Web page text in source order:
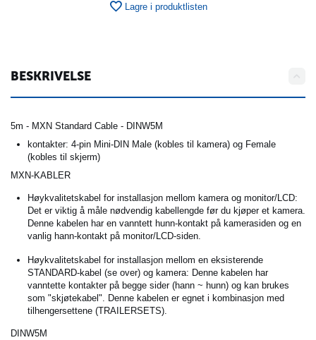
Lagre i produktlisten
BESKRIVELSE
5m - MXN Standard Cable - DINW5M
kontakter: 4-pin Mini-DIN Male (kobles til kamera) og Female
(kobles til skjerm)
MXN-KABLER
Høykvalitetskabel for installasjon mellom kamera og monitor/LCD:
Det er viktig å måle nødvendig kabellengde før du kjøper et kamera.
Denne kabelen har en vanntett hunn-kontakt på kamerasiden og en
vanlig hann-kontakt på monitor/LCD-siden.
Høykvalitetskabel for installasjon mellom en eksisterende
STANDARD-kabel (se over) og kamera: Denne kabelen har
vanntette kontakter på begge sider (hann ~ hunn) og kan brukes
som "skjøtekabel". Denne kabelen er egnet i kombinasjon med
tilhengersettene (TRAILERSETS).
DINW5M